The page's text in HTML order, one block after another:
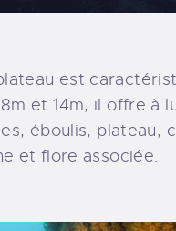
est
et 14m, il offre à
éboulis, plateau,
et flore associée.